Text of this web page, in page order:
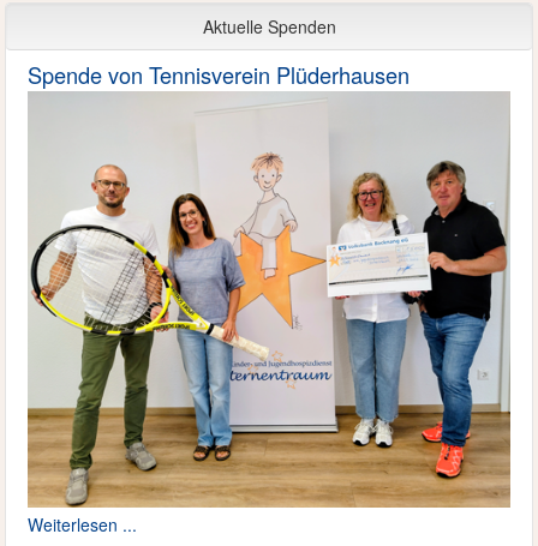
Aktuelle Spenden
Spende von Tennisverein Plüderhausen
Weiterlesen ...